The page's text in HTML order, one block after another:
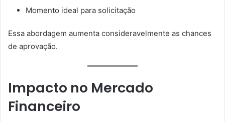
Momento ideal para solicitação
Essa abordagem aumenta consideravelmente as chances
de aprovação.
Impacto no Mercado
Financeiro